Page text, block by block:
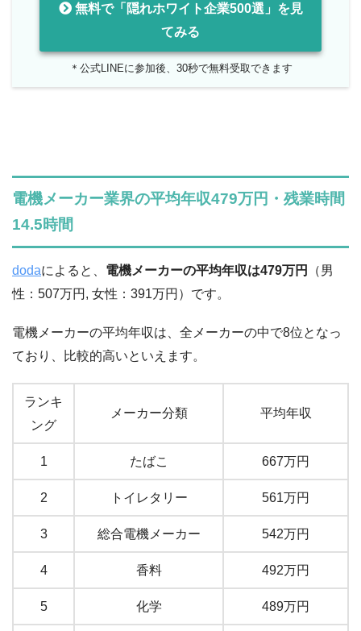
無料で「隠れホワイト企業500選」を見
てみる
＊公式LINEに参加後、30秒で無料受取できます
電機メーカー業界の平均年収479万円・残業時間
14.5時間
dodaによると、 電機メーカーの平均年収は479万円
（男
性：507万円, 女性：391万円）です。
電機メーカーの平均年収は、全メーカーの中で8位となっ
ており、比較的高いといえます。
ランキ
ング
メーカー分類 平均年収
1 たばこ 667万円
2 トイレタリー 561万円
3 総合電機メーカー 542万円
4 香料 492万円
5 化学 489万円